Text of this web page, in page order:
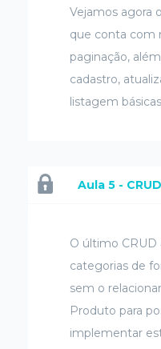
Vejamos agora
que conta com
paginação,
cadastro,
listagem
Aula 5 -
O último CRUD
categorias de
sem o
Produto para
implementar